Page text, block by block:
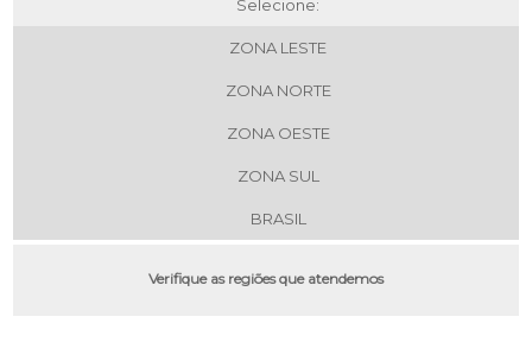
Selecione:
ZONA LESTE
ZONA NORTE
ZONA OESTE
ZONA SUL
BRASIL
Verifique as regiões que atendemos